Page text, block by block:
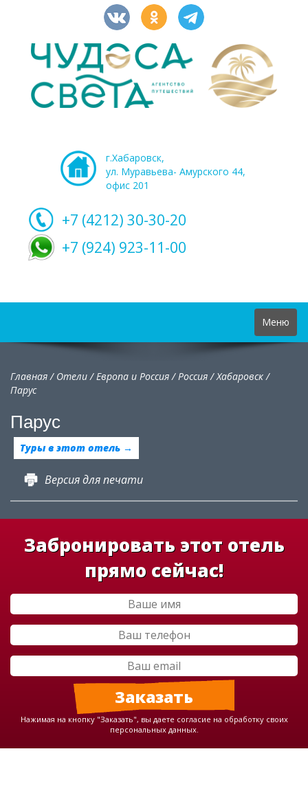
г.Хабаровск,
ул. Муравьева- Амурского 44,
офис 201
+7 (4212) 30-30-20
+7 (924) 923-11-00
Toggle
navigation
Меню
Главная/ Отели/Европа и Россия/Россия/Хабаровск /
Парус
Парус
Туры в этот отель →
Версия для печати
Забронировать этот отель
прямо сейчас!
Нажимая на кнопку "Заказать", вы даете согласие на обработку своих
персональных данных.